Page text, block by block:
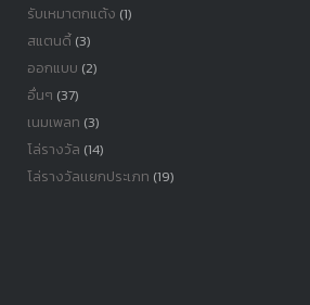
รับเหมาตกแต้ง (1)
สแตนดี้(3)
ออกแบบ (2)
อื่นๆ (37)
เนมเพลท (3)
โล่รางวัล (14)
โล่รางวัลเเยกประเภท (19)